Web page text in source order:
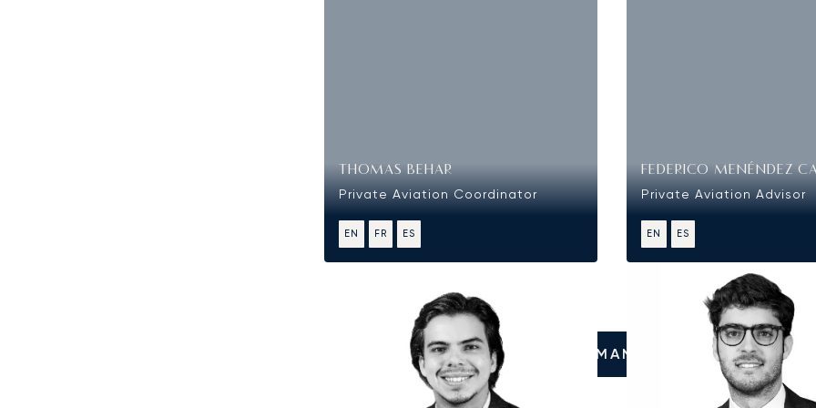
THOMAS BEHAR
Private Aviation Coordinator
EN FR ES
FEDERICO MENÉNDEZ
Private Aviation Advisor
EN ES
LLÁMANOS